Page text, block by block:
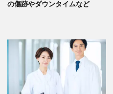
の傷跡やダウンタイムなど